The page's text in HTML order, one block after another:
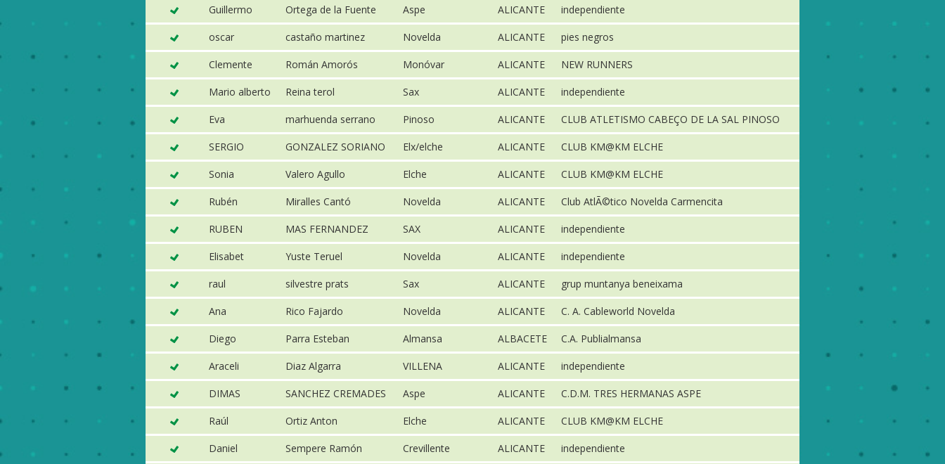
Guillermo Ortega de la Fuente Aspe ALICANTE independiente
oscar castaño martinez Novelda ALICANTE pies negros
Clemente Román Amorós Monóvar ALICANTE NEW RUNNERS
Mario alberto Reina terol Sax ALICANTE independiente
Eva marhuenda serrano Pinoso ALICANTE CLUB ATLETISMO CABEÇO DE LA SAL PINOSO
SERGIO GONZALEZ SORIANO Elx/elche ALICANTE CLUB KM@KM ELCHE
Sonia Valero Agullo Elche ALICANTE CLUB KM@KM ELCHE
Rubén Miralles Cantó Novelda ALICANTE Club AtlÃ©tico Novelda Carmencita
RUBEN MAS FERNANDEZ SAX ALICANTE independiente
Elisabet Yuste Teruel Novelda ALICANTE independiente
raul silvestre prats Sax ALICANTE grup muntanya beneixama
Ana Rico Fajardo Novelda ALICANTE C. A. Cableworld Novelda
Diego Parra Esteban Almansa ALBACETE C.A. Publialmansa
Araceli Diaz Algarra VILLENA ALICANTE independiente
DIMAS SANCHEZ CREMADES Aspe ALICANTE C.D.M. TRES HERMANAS ASPE
Raúl Ortiz Anton Elche ALICANTE CLUB KM@KM ELCHE
Daniel Sempere Ramón Crevillente ALICANTE independiente